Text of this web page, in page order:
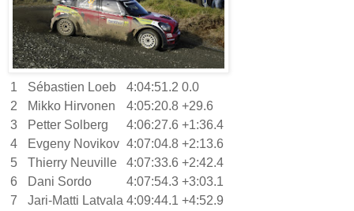
1 Sébastien Loeb 4:04:51.2 0.0
2
Mikko Hirvonen 4:05:20.8 +29.6
3
Petter Solberg 4:06:27.6 +1:36.4
4
Evgeny Novikov 4:07:04.8 +2:13.6
5
Thierry Neuville 4:07:33.6 +2:42.4
6
Dani Sordo 4:07:54.3 +3:03.1
7
Jari-Matti Latvala 4:09:44.1 +4:52.9